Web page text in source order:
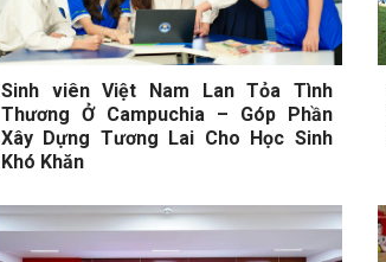
Sinh viên Việt Nam Lan Tỏa Tình
Thương Ở Campuchia – Góp Phần
Xây Dựng Tương Lai Cho Học Sinh
Khó Khăn